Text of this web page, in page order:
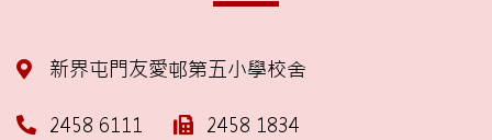
新界屯門友愛邨第五小學校舍
2458 6111 2458 1834